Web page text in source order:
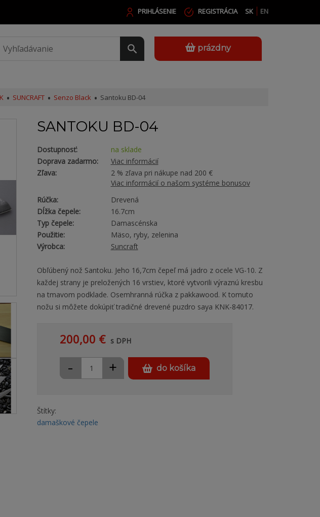
SK EN
PRIHLÁSENIE REGISTRÁCIA
prázdny
SUNCRAFT Senzo Black Santoku BD-04
SANTOKU BD-04
Dostupnosť:
na sklade
Doprava zadarmo:
Viac informácií
Zľava:
2 % zľava pri nákupe nad 200 €
Viac informácií o našom systéme bonusov
Rúčka:
Drevená
Dĺžka čepele:
16.7cm
Typ čepele:
Damascénska
Použitie:
Mäso, ryby, zelenina
Výrobca:
Suncraft
Obľúbený nož Santoku. Jeho 16,7cm čepeľ má jadro z ocele VG-10. Z
každej strany je preložených 16 vrstiev, ktoré vytvorili výraznú kresbu
na tmavom podklade. Osemhranná rúčka z pakkawood. K tomuto
nožu si môžete dokúpiť tradičné drevené puzdro saya KNK-84017.
200,00 € s DPH
+
- do košíka
Štítky:
damaškové čepele